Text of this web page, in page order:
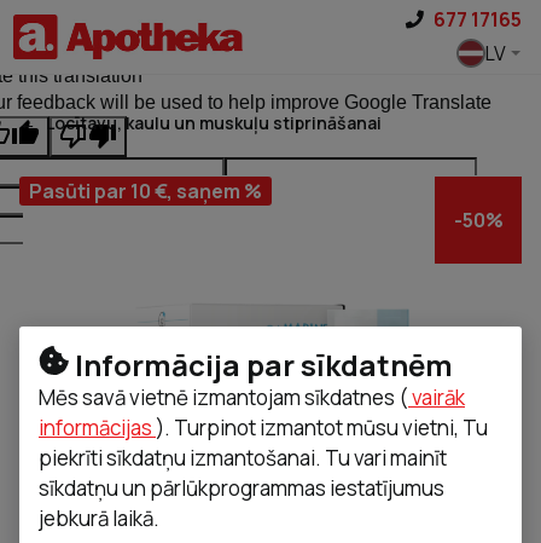
677 17165
LV
Locītavu, kaulu un muskuļu stiprināšanai
Pasūti par 10 €, saņem %
-50%
text
this translation
feedback will be used to help improve Google Translate
Informācija par sīkdatnēm
Mēs savā vietnē izmantojam sīkdatnes (vairāk
informācijas ). Turpinot izmantot mūsu vietni, Tu
piekrīti sīkdatņu izmantošanai. Tu vari mainīt
sīkdatņu un pārlūkprogrammas iestatījumus
jebkurā laikā.